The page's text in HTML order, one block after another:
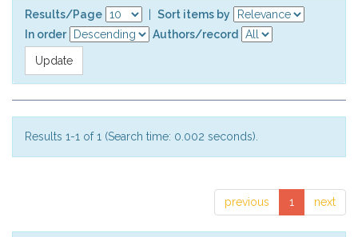
Results/Page
Sort items by
In order
Authors/record
Results 1-1 of 1 (Search time: 0.002 seconds).
previous 1 next